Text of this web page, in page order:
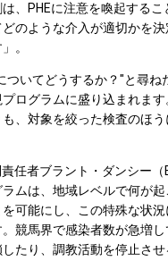
、PHEに注意を喚起するこ
のような介入が適切かを決
。
いてどうするか？"と尋ね
ログラムに盛り込まれま
、対象を絞った検査のほ
任者ブラント・ダンシー
ムは、地域レベルで何が
可能にし、この特殊な状
競馬界で感染者数が急増
たり、調教活動を停止させ